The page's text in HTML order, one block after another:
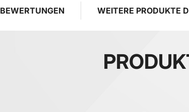
BEWERTUNGEN WEITERE PRODUKTE